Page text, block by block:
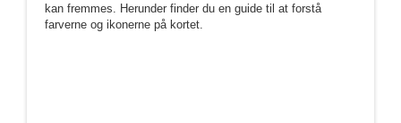
kan fremmes. Herunder finder du en guide til at forstå
farverne og ikonerne på kortet.